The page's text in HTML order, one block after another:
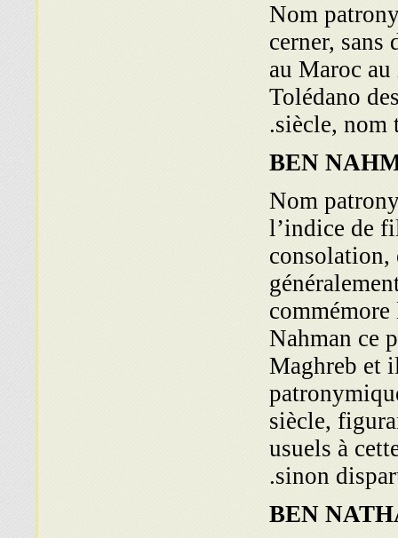
Nom
cerner, sans
au Maroc
Tolédano
siècle, nom
BEN
Nom
l’indice de
consolation,
Nahman ce
Maghreb et
siècle,
usuels à
sinon
BEN